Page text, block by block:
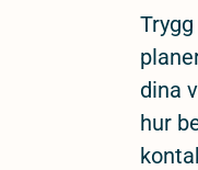
dina
hur